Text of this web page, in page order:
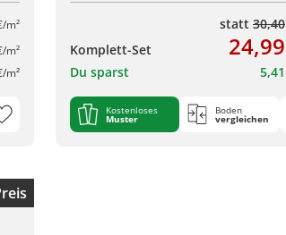
m²
m²
m²
statt 30,40
Komplett-Set 24,99
Du sparst 5,41
Kostenloses
Muster
Boden
vergleichen